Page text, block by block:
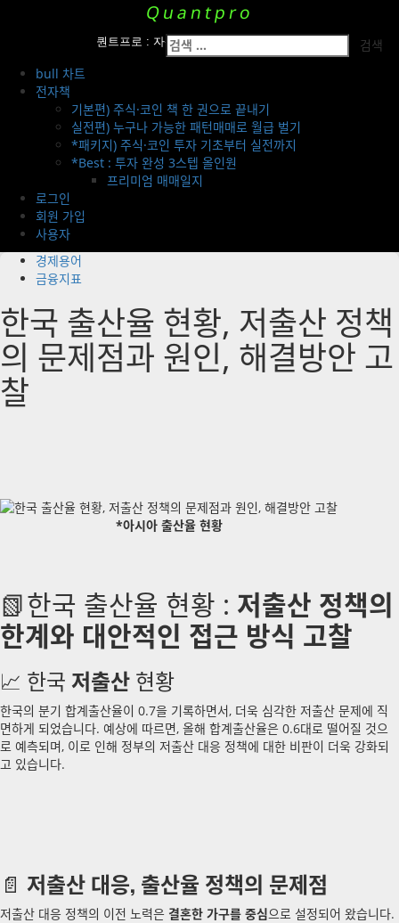
Quantpro
퀀트프로 : 자산운용팀의 투자 전략 공개
bull 차트
전자책
기본편) 주식·코인 책 한 권으로 끝내기
실전편) 누구나 가능한 패턴매매로 월급 벌기
*패키지) 주식·코인 투자 기초부터 실전까지
*Best : 투자 완성 3스텝 올인원
프리미엄 매매일지
로그인
회원 가입
사용자
검
색:
경제용어
금융지표
한국 출산율 현황, 저출산 정책
의 문제점과 원인, 해결방안 고
찰
*아시아 출산율 현황
📗한국 출산율 현황 : 저출산 정책의
한계와 대안적인 접근 방식 고찰
📈 한국 저출산 현황
한국의 분기 합계출산율이 0.7을 기록하면서, 더욱 심각한 저출산 문제에 직
면하게 되었습니다. 예상에 따르면, 올해 합계출산율은 0.6대로 떨어질 것으
로 예측되며, 이로 인해 정부의 저출산 대응 정책에 대한 비판이 더욱 강화되
고 있습니다.
📄 저출산 대응, 출산율 정책의 문제점
저출산 대응 정책의 이전 노력은 결혼한 가구를 중심으로 설정되어 왔습니다.